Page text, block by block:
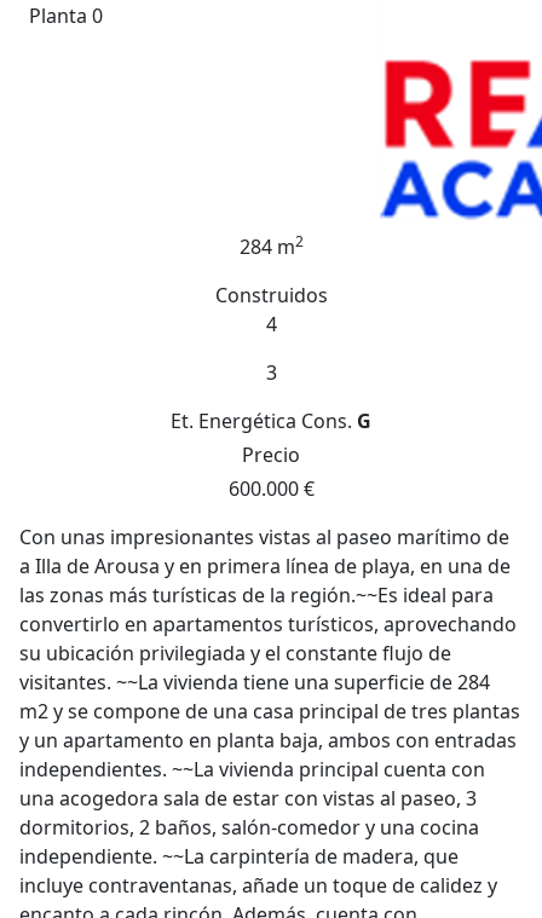
Planta 0
284 m2
Construidos
4
3
Et. Energética Cons. G
Precio
600.000 €
Con unas impresionantes vistas al paseo marítimo de
a Illa de Arousa y en primera línea de playa, en una de
las zonas más turísticas de la región.~~Es ideal para
convertirlo en apartamentos turísticos, aprovechando
su ubicación privilegiada y el constante flujo de
visitantes. ~~La vivienda tiene una superficie de 284
m2 y se compone de una casa principal de tres plantas
y un apartamento en planta baja, ambos con entradas
independientes. ~~La vivienda principal cuenta con
una acogedora sala de estar con vistas al paseo, 3
dormitorios, 2 baños, salón-comedor y una cocina
independiente. ~~La carpintería de madera, que
incluye contraventanas, añade un toque de calidez y